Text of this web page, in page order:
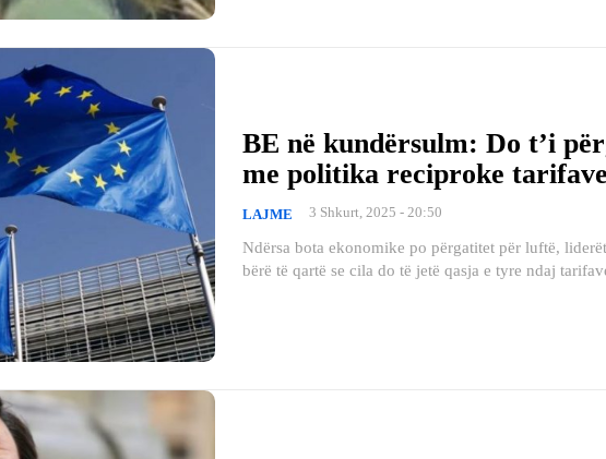
BE në kundërsulm: Do t’i
me politika reciproke
LAJME 3 Shkurt, 2025 - 20:50
Ndërsa bota ekonomike po përgatitet për luftë,
bërë të qartë se cila do të jetë qasja e tyre ndaj